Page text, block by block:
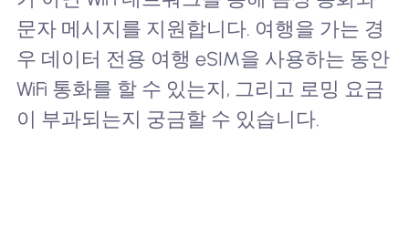
문자 메시지를 지원합니다. 여행을 가는 경
우 데이터 전용 여행 eSIM을 사용하는 동안
WiFi 통화를 할 수 있는지, 그리고 로밍 요금
이 부과되는지 궁금할 수 있습니다.